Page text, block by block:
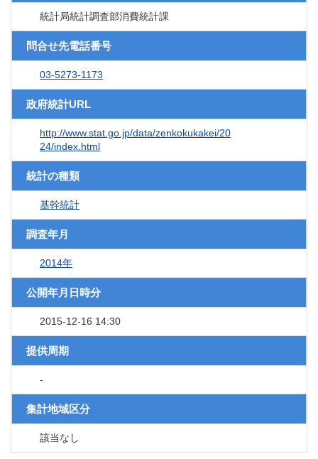
統計局統計調査部消費統計課
問合せ先電話番号
03-5273-1173
政府統計URL
http://www.stat.go.jp/data/zenkokukakei/20
24/index.html
統計の種類
基幹統計
調査年月
2014年
公開年月日時分
2015-12-16 14:30
提供周期
-
集計地域区分
該当なし